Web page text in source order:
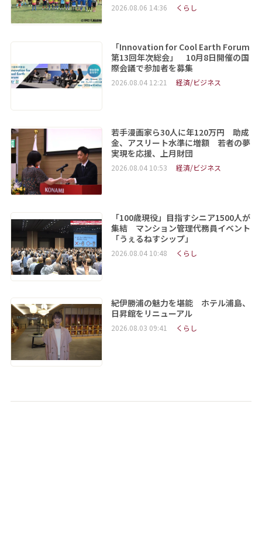
2026.08.06 14:36 くらし
「Innovation for Cool Earth Forum
第13回年次総会」 10月8日開催の国
際会議で参加者を募集
2026.08.04 12:21 経済/ビジネス
若手漫画家ら30人に年120万円 助成
金、アスリート水準に増額 若者の夢
実現を応援、上月財団
2026.08.04 10:53 経済/ビジネス
「100歳現役」目指すシニア1500人が
集結 マンション管理代務員イベント
「うぇるねすシップ」
2026.08.04 10:48 くらし
紀伊勝浦の魅力を堪能 ホテル浦島、
日昇館をリニューアル
2026.08.03 09:41 くらし